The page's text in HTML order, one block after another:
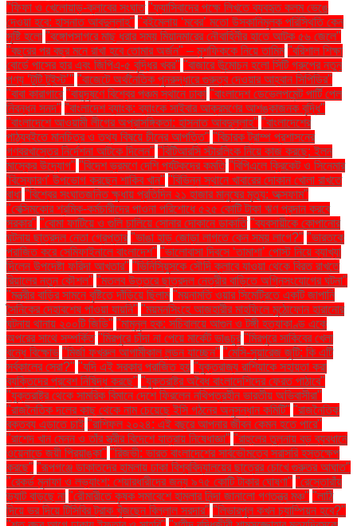
"ফিফা ও খেলোয়াড়-ক্লাবের সংঘাত "ফ্যাসিবাদের পক্ষে লিখতে ব্যবহৃত কলম ভেঙে
দেওয়া হবে: হাসনাত আবদুল্লাহ" "বইমেলায় ‘মবের’ মতো উসকানিমূলক পরিস্থিতি কেন
সৃষ্টি হলো "বঙ্গোপসাগরে মাছ ধরার সময় মিয়ানমারের নৌবাহিনীর হাতে আটক ৫৬ জেলে"
"বছরের পর বছর মনে রাখা হবে তোমার অর্জন" – মুশফিককে নিয়ে তামিম "বরিশাল শিক্ষা
বোর্ডে পাসের হার এবং জিপিএ-৫ বৃদ্ধির খবর" "বাজারে উন্মোচন হলো সিটি গ্রুপের নতুন
পণ্য ‘টুটি টুইস্ট’" "বাজেটে অর্থনৈতিক পুনরুদ্ধারে গুরুত্ব দেওয়ার আহ্বান সিপিডির"
"বাবা কারাগারে "বায়ুদূষণে বিশ্বের পঞ্চম স্থানে ঢাকা "বাংলাদেশ ডেভেলপমেন্ট পার্টি পেল
নিবন্ধন সনদ" "বাংলাদেশ ব্যাংক: ব্যাংকে সাইবার আক্রমণের আশঙ্কাজনক বৃদ্ধি"
"বাংলাদেশে আওয়ামী লীগের অপ্রাসঙ্গিকতা: হাসনাত আবদুল্লাহ" "বাংলাদেশের
পাঠ্যবইতে মানচিত্র ও তথ্য বিষয়ে চীনের আপত্তি" "বিচারক ট্রাম্প প্রশাসনের
গণবরখাস্তের নির্দেশনা আটকে দিলেন" "বিটিআরসি স্টারলিংক নিয়ে কাজ করছে: ইলন
মাস্কের উদ্যোগ" "বিদেশ ভ্রমণে দেশি পর্যটকদের কমতি "বিপিএলে ক্রিকেট ও সিনেমার
'বিস্ফোরণ' উপভোগ করছেন শাকিব খান" "বিভিন্ন স্থানে খাবারের দোকান খোলা রাখতে
বাধা "বিশ্বের সংঘাতজনিত ক্ষুধায় প্রতিদিন ২১ হাজার মানুষের মৃত্যু: অক্সফাম"
"বেক্সিমকোর শ্রমিক-কর্মচারীদের পাওনা পরিশোধে ৫২৫ কোটি টাকা ঋণ প্রদান করবে
সরকার" "বোমা ফাটিয়ে ও গুলি চালিয়ে সোনার দোকানে ডাকাতি "ব্যবসায়ীকে কোপানোর
ঘটনায় ছাত্রদল নেতা গ্রেপ্তার "ভাঙা হাড় জোড়া লাগতে কেন সময় লাগে?" "ভারতকে
পরাজিত করে সেমিফাইনালে বাংলাদেশ" "ভালোবাসা দিবসে ‘তামাশা’ পোস্ট নিয়ে ব্যাখ্যা
দিলেন উপদেষ্টা ফরিদা আখতার" "ভিনিসিয়ুসকে সৌদি ক্লাবে যাওয়া থেকে বিরত রাখতে
রিয়ালের নতুন কৌশল" "মতলব উত্তরে ছাত্রদল নেত্রীর বাড়িতে অগ্নিসংযোগের ঘটনা"
"মন্ত্রীর বাড়ির সামনে বৃষ্টিতে দাঁড়িয়ে ছিলাম "ময়নামতি ওয়ার সিমেট্রিতে একটি জাপানি
সৈনিকের দেহাবশেষ পাওয়া যায়নি" "ময়মনসিংহে আজহারীর মাহফিলে মুঠোফোন হারানোর
ঘটনায় থানায় ২০০টি জিডি" "মামুনুল হক: সচিবালয়ে আগুন ও টঙ্গী হত্যাকাণ্ড একে
অপরের সাথে সম্পর্কিত "মিরপুরে চাঁদা না পেয়ে মার্কেট ভাঙচুর "মিরপুরে সাকিবের খেলা
বন্ধে বিক্ষোভ "মির্জা ফখরুল আগামীকাল লন্ডন যাচ্ছেন" "মেসি-সুয়ারেজ জুটি: কি এটি
সর্বকালের সেরা?" "যদি এই সরকার পরাজিত হয় "যুক্তরাজ্য রাশিয়াকে সহায়তা করা
ব্যক্তিদের প্রবেশ নিষিদ্ধ করছে" "যুক্তরাষ্ট্র অবৈধ বাংলাদেশিদের ফেরত পাঠাবে"
"যুক্তরাষ্ট্র থেকে সামরিক বিমানে দেশে ফিরলেন নথিপত্রহীন ভারতীয় অভিবাসীরা"
"রাজনৈতিক দলের কাছ থেকে নাম চেয়েছে ইসি গঠনের অনুসন্ধান কমিটি" "রাজনৈতিক
বক্তব্য এড়াতে চাই "রাশিফল ২০২৪: এই বছরে আপনার জীবন কেমন হতে পারে"
"রাশেদ খান মেনন ও তাঁর স্ত্রীর বিদেশে যাত্রায় নিষেধাজ্ঞা" "রাহুলের তুলনায় বড় ব্যবধানে
ওয়েনাডে জয়ী প্রিয়াঙ্কা" "রিজভী: ভারত বাংলাদেশের সার্বভৌমত্বে সরাসরি হস্তক্ষেপ
করছে" "রূপগঞ্জে ডাকাতদের হামলায় ঢাকা বিশ্ববিদ্যালয়ের ছাত্রের চোখে গুরুতর আঘাত"
"রেকর্ড মুনাফা ও লভ্যাংশ: শেয়ারধারীদের জন্য ৯৭৫ কোটি টাকার ঘোষণা" "রেস্তোরাঁয়
ভ্যাট বাড়ছে না "রৌমারীতে কৃষক সমাবেশে হামলার নিন্দা জানালো গণতন্ত্র মঞ্চ" "লাঠি
দিয়ে ভর দিয়ে টিসিবির ট্রাক খুঁজছেন বিল্লাল সরদার" "লিভারপুল কখন চ্যাম্পিয়ন হবে?"